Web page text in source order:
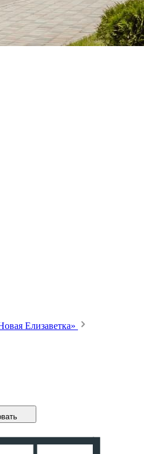
Елизаветка»